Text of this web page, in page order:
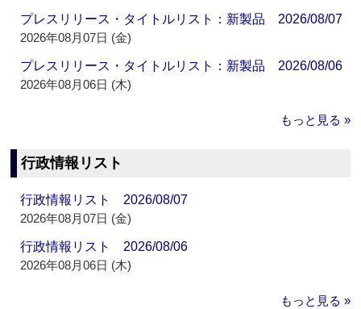
プレスリリース・タイトルリスト：新製品 2026/08/07
2026年08月07日 (金)
プレスリリース・タイトルリスト：新製品 2026/08/06
2026年08月06日 (木)
もっと見る »
行政情報リスト
行政情報リスト 2026/08/07
2026年08月07日 (金)
行政情報リスト 2026/08/06
2026年08月06日 (木)
もっと見る »